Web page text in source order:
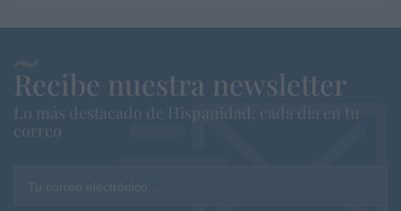
Recibe nuestra newsletter
Lo más destacado de Hispanidad, cada dia en tu
correo
Tu correo electrónico...